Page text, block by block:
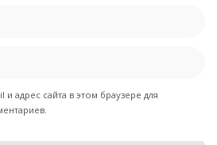
адрес сайта в этом браузере для